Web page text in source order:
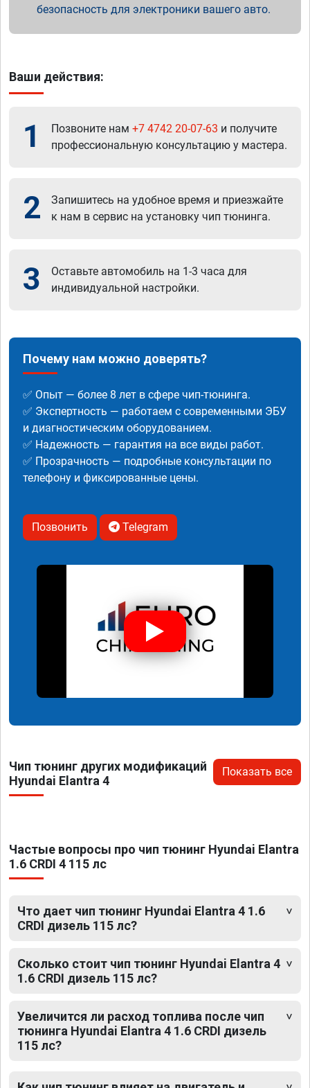
безопасность для электроники вашего авто.
Ваши действия:
1 Позвоните нам +7 4742 20-07-63 и получите
профессиональную консультацию у мастера.
2
Запишитесь на удобное время и приезжайте
к нам в сервис на установку чип тюнинга.
3
Оставьте автомобиль на 1-3 часа для
индивидуальной настройки.
Почему нам можно доверять?
✅ Опыт — более 8 лет в сфере чип-тюнинга.
✅ Экспертность — работаем с современными ЭБУ
и диагностическим оборудованием.
✅ Надежность — гарантия на все виды работ.
✅ Прозрачность — подробные консультации по
телефону и фиксированные цены.
Позвонить Telegram
Чип тюнинг других модификаций
Hyundai Elantra 4
Показать все
Частые вопросы про чип тюнинг Hyundai Elantra
1.6 CRDI 4 115 лс
Что дает чип тюнинг Hyundai Elantra 4 1.6
CRDI дизель 115 лс?
Сколько стоит чип тюнинг Hyundai Elantra 4
1.6 CRDI дизель 115 лс?
Увеличится ли расход топлива после чип
тюнинга Hyundai Elantra 4 1.6 CRDI дизель
115 лс?